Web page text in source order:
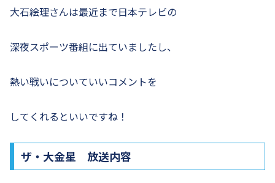
大石絵理さんは最近まで日本テレビの
深夜スポーツ番組に出ていましたし、
熱い戦いについていいコメントを
してくれるといいですね！
ザ・大金星 放送内容